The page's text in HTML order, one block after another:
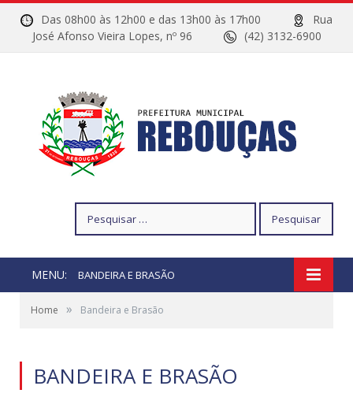
Das 08h00 às 12h00 e das 13h00 às 17h00
Rua
José Afonso Vieira Lopes, nº 96
(42) 3132-6900
por:
MENU: BANDEIRA E BRASÃO
Home » Bandeira e Brasão
BANDEIRA E BRASÃO